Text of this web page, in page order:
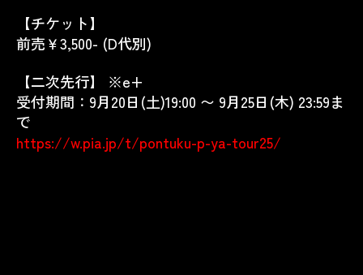
【チケット】
前売￥3,500- (D代別)
【二次先行】 ※e+
受付期間：9月20日(土)19:00 〜 9月25日(木) 23:59ま
で
https://w.pia.jp/t/pontuku-p-ya-tour25/